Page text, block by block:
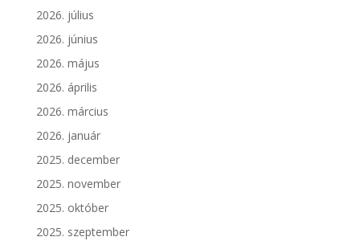
2026. július
2026. június
2026. május
2026. április
2026. március
2026. január
2025. december
2025. november
2025. október
2025. szeptember